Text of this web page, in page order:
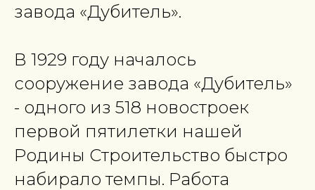
завода «Дубитель».
В 1929 году началось
сооружение завода «Дубитель»
- одного из 518 новостроек
первой пятилетки нашей
Родины Строительство быстро
набирало темпы. Работа